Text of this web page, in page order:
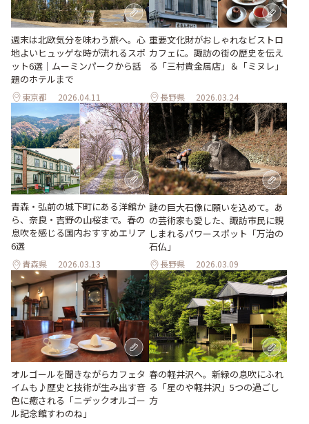
週末は北欧気分を味わう旅へ。心
地よいヒュッゲな時が流れるスポ
ット6選｜ムーミンパークから話
題のホテルまで
東京都 2026.04.11
重要文化財がおしゃれなビストロ
カフェに。諏訪の街の歴史を伝え
る「三村貴金属店」＆「ミヌレ」
長野県 2026.03.24
青森・弘前の城下町にある洋館か
ら、奈良・吉野の山桜まで。春の
息吹を感じる国内おすすめエリア
6選
青森県 2026.03.13
謎の巨大石像に願いを込めて。あ
の芸術家も愛した、諏訪市民に親
しまれるパワースポット「万治の
石仏」
長野県 2026.03.09
オルゴールを聞きながらカフェタ
イムも♪歴史と技術が生み出す音
色に癒される「ニデックオルゴー
ル記念館すわのね」
春の軽井沢へ。新緑の息吹にふれ
る「星のや軽井沢」5つの過ごし
方